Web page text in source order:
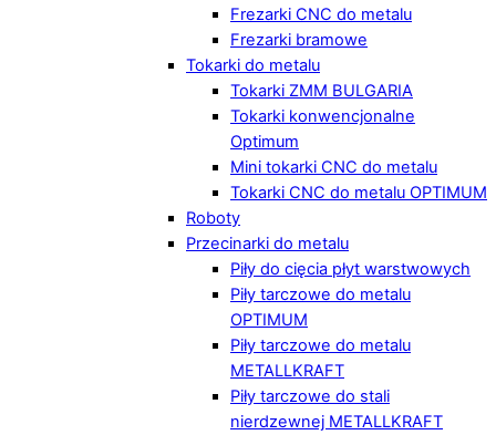
Frezarki CNC do metalu
Frezarki bramowe
Tokarki do metalu
Tokarki ZMM BULGARIA
Tokarki konwencjonalne
Optimum
Mini tokarki CNC do metalu
Tokarki CNC do metalu OPTIMUM
Roboty
Przecinarki do metalu
Piły do cięcia płyt warstwowych
Piły tarczowe do metalu
OPTIMUM
Piły tarczowe do metalu
METALLKRAFT
Piły tarczowe do stali
nierdzewnej METALLKRAFT